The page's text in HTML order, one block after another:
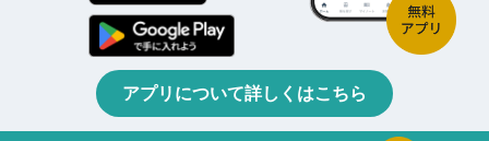
アプリについて詳しくはこちら